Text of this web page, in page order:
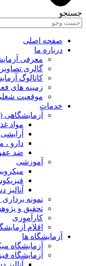
جستجو
صفحه اصلی
درباره ما
معرفی
گالری تصاویر
کاتالوگ
زمینه های
موقعیت
خدمات
آزمایشگاهی
مواد
دارو ،
ضد
آموزشی
نمونه
تحقیق و
کارآموزی
اقلام
آزمایشگاه ها
آزمایشگاه
آزمایشگاه